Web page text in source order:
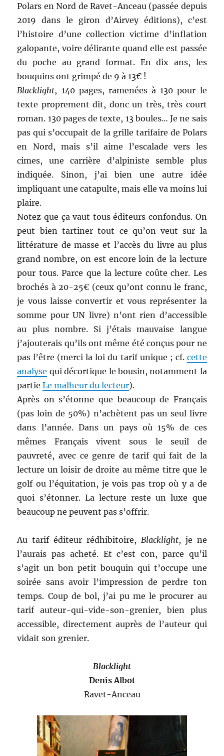
Polars en Nord de Ravet-Anceau (passée depuis
2019 dans le giron d’Airvey éditions), c’est
l’histoire d’une collection victime d’inflation
galopante, voire délirante quand elle est passée
du poche au grand format. En dix ans, les
bouquins ont grimpé de 9 à 13€ !
Blacklight, 140 pages, ramenées à 130 pour le
texte proprement dit, donc un très, très court
roman. 130 pages de texte, 13 boules… Je ne sais
pas qui s’occupait de la grille tarifaire de Polars
en Nord, mais s’il aime l’escalade vers les
cimes, une carrière d’alpiniste semble plus
indiquée. Sinon, j’ai bien une autre idée
impliquant une catapulte, mais elle va moins lui
plaire.
Notez que ça vaut tous éditeurs confondus. On
peut bien tartiner tout ce qu’on veut sur la
littérature de masse et l’accès du livre au plus
grand nombre, on est encore loin de la lecture
pour tous. Parce que la lecture coûte cher. Les
brochés à 20-25€ (ceux qu’ont connu le franc,
je vous laisse convertir et vous représenter la
somme pour UN livre) n’ont rien d’accessible
au plus nombre. Si j’étais mauvaise langue
j’ajouterais qu’ils ont même été conçus pour ne
pas l’être (merci la loi du tarif unique ; cf. cette
analyse qui décortique le bousin, notamment la
partieLe malheur du lecteur).
Après on s’étonne que beaucoup de Français
(pas loin de 50%) n’achètent pas un seul livre
dans l’année. Dans un pays où 15% de ces
mêmes Français vivent sous le seuil de
pauvreté, avec ce genre de tarif qui fait de la
lecture un loisir de droite au même titre que le
golf ou l’équitation, je vois pas trop où y a de
quoi s’étonner. La lecture reste un luxe que
beaucoup ne peuvent pas s’offrir.
Au tarif éditeur rédhibitoire, Blacklight, je ne
l’aurais pas acheté. Et c’est con, parce qu’il
s’agit un bon petit bouquin qui t’occupe une
soirée sans avoir l’impression de perdre ton
temps. Coup de bol, j’ai pu me le procurer au
tarif auteur-qui-vide-son-grenier, bien plus
accessible, directement auprès de l’auteur qui
vidait son grenier.
Blacklight
Denis Albot
Ravet-Anceau